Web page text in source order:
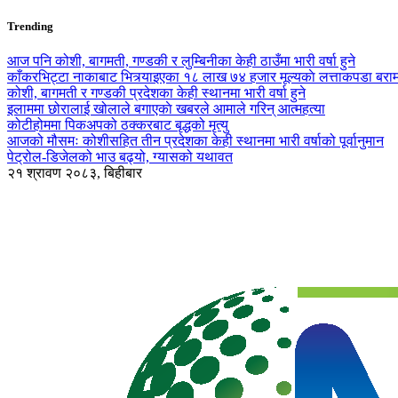
Trending
आज पनि कोशी, बागमती, गण्डकी र लुम्बिनीका केही ठाउँमा भारी वर्षा हुने
काँकरभिट्टा नाकाबाट भित्र्याइएका १८ लाख ७४ हजार मूल्यकाे लत्ताकपडा
कोशी, बागमती र गण्डकी प्रदेशका केही स्थानमा भारी वर्षा हुने
इलाममा छोरालाई खोलाले बगाएकाे खबरले आमाले गरिन् आत्महत्या
कोटीहोममा पिकअपको ठक्करबाट बृद्धको मृत्यु
आजको मौसमः कोशीसहित तीन प्रदेशका केही स्थानमा भारी वर्षाको पूर्वानुमान
पेट्रोल-डिजेलको भाउ बढ्यो, ग्यासको यथावत
२१ श्रावण २०८३, बिहीबार